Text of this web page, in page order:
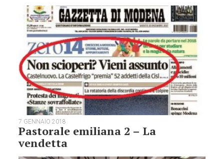
7 GENNAIO 2018
Pastorale emiliana 2 – La
vendetta